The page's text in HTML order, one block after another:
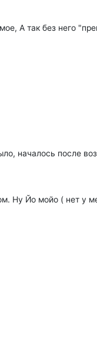
А так без него
началось после
Ну Йо мойо ( нет у